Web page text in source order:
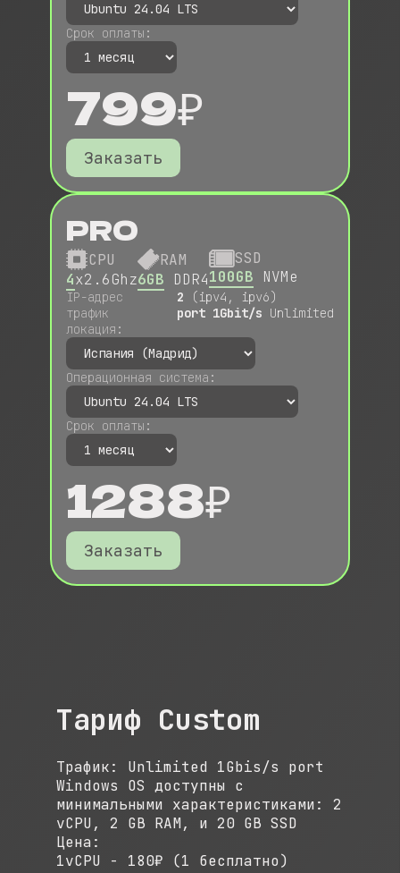
Срок оплаты:
799₽
Заказать
PRO
CPU
4x2.6Ghz
RAM
6GB DDR4
SSD
100GB NVMe
IP-адрес
трафик
2 (ipv4, ipv6)
port 1Gbit/s Unlimited
локация:
Операционная система:
Срок оплаты:
1288₽
Заказать
Tариф Custom
Трафик: Unlimited 1Gbis/s port
Windows OS доступны с
минимальными характеристиками: 2
vCPU, 2 GB RAM, и 20 GB SSD
Цена:
1vCPU - 180₽ (1 бесплатно)